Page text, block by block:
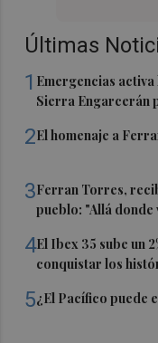
Últimas
1 Emergencias
Sierra Engarcerán
2El homenaje a
3Ferran Torres,
pueblo: "Allá
4El Ibex 35 sube un
conquistar los
5¿El Pacífico puede